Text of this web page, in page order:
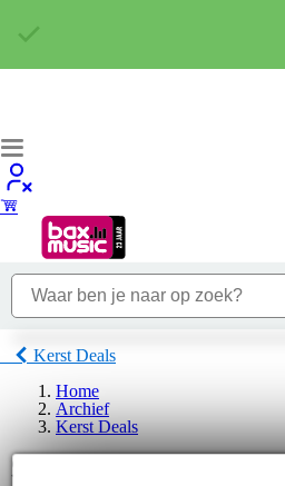
Kerst Deals
Home
Archief
Kerst Deals
Sennheiser Kerst Deals